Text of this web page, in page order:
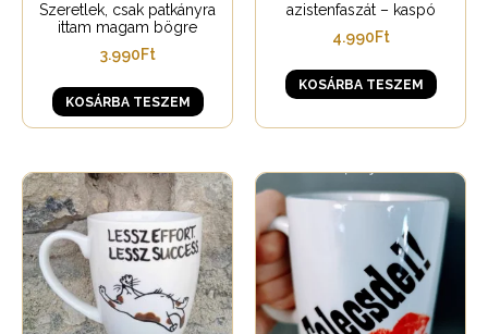
Szeretlek, csak patkányra
ittam magam bögre
3.990Ft
KOSÁRBA TESZEM
azistenfaszát – kaspó
4.990Ft
KOSÁRBA TESZEM